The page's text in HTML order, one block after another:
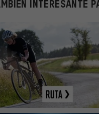
INTERESANTE